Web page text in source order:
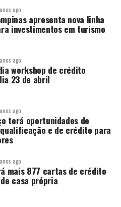
ago
apresenta nova linha
investimentos em turismo
ago
workshop de crédito
23 de abril
ago
terá oportunidades de
e de crédito para
ago
mais 877 cartas de crédito
casa própria